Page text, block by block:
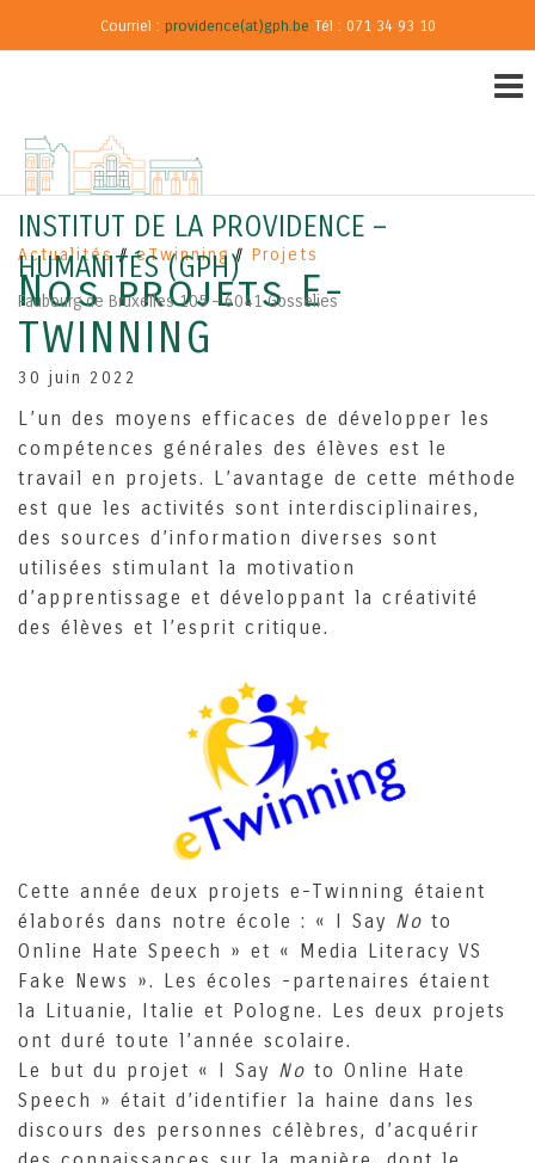
Courriel : providence(at)gph.be Tél : 071 34 93 10
INSTITUT DE LA PROVIDENCE –
HUMANITÉS (GPH)
Faubourg de Bruxelles 105 – 6041 Gosselies
Actualités eTwinning Projets
Nos projets E-
TWINNING
30 juin 2022
L’un des moyens efficaces de développer les
compétences générales des élèves est le
travail en projets. L’avantage de cette méthode
est que les activités sont interdisciplinaires,
des sources d’information diverses sont
utilisées stimulant la motivation
d’apprentissage et développant la créativité
des élèves et l’esprit critique.
Cette année deux projets e-Twinning étaient
élaborés dans notre école : « I Say No to
Online Hate Speech » et « Media Literacy VS
Fake News ». Les écoles -partenaires étaient
la Lituanie, Italie et Pologne. Les deux projets
ont duré toute l’année scolaire.
Le but du projet « I Say No to Online Hate
Speech » était d’identifier la haine dans les
discours des personnes célèbres, d’acquérir